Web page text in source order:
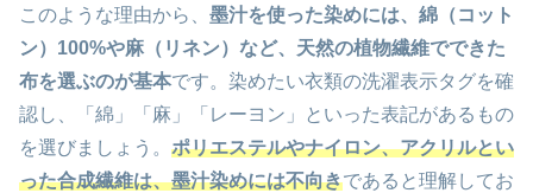
このような理由から、 墨汁を使った染めには、綿（コット
ン）100%や麻（リネン）など、天然の植物繊維でできた
布を選ぶのが基本です。染めたい衣類の洗濯表示タグを確
認し、「綿」「麻」「レーヨン」といった表記があるもの
を選びましょう。 ポリエステルやナイロン、アクリルとい
った合成繊維は、墨汁染めには不向きであると理解してお